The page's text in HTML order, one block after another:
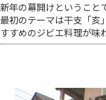
新年の幕開けということ
最初のテーマは干支「亥
すすめのジビエ料理が味